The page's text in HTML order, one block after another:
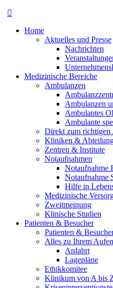
Home
Aktuelles und Presse
Nachrichten
Medizinische Bereiche
Ambulanzen
Ambulanzen
Ambulantes
Ambulante
Direkt zum richtigen
Kliniken &
Zentren & Institute
Notaufnahmen
Notaufnahme
Notaufnahme
Hilfe in
Medizinische
Zweitmeinung
Klinische Studien
Patienten & Besucher
Patienten &
Alles zu Ihrem
Anfahrt
Lagepläne
Ethikkomitee
Klinikum von A bis